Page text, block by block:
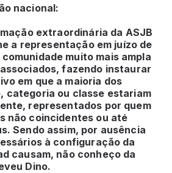
nacional:
extraordinária da ASJB
a representação em juízo de
muito mais ampla
fazendo instaurar
em que a maioria dos
categoria ou classe estariam
representados por quem
não coincidentes ou até
Sendo assim, por ausência
à configuração da
causam, não conheço da
Dino.